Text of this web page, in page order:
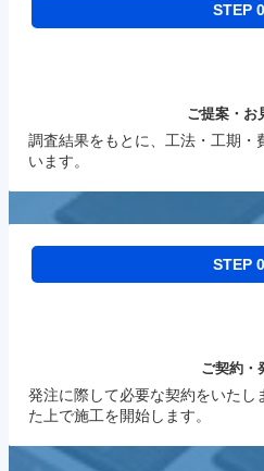
STEP
ご提案・お
調査結果をもとに、工法・工期・
います。
STEP
ご契約・
発注に際して必要な契約をいたし
た上で施工を開始します。